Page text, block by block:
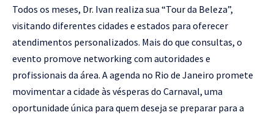
Todos os meses, Dr. Ivan realiza sua “Tour da Beleza”,
visitando diferentes cidades e estados para oferecer
atendimentos personalizados. Mais do que consultas, o
evento promove networking com autoridades e
profissionais da área. A agenda no Rio de Janeiro promete
movimentar a cidade às vésperas do Carnaval, uma
oportunidade única para quem deseja se preparar para a